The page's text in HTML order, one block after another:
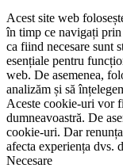
Acest site web
în timp ce navigați
ca fiind necesare sunt
esențiale pentru
web. De asemenea,
analizăm și să
Aceste cookie-uri vor
dumneavoastră. De
cookie-uri. Dar
afecta experiența dvs.
Necesare